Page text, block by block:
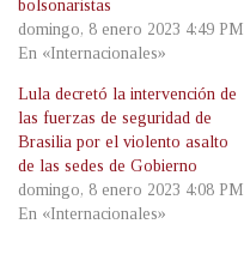
bolsonaristas
domingo, 8 enero 2023 4:49 PM
En «Internacionales»
Lula decretó la intervención de
las fuerzas de seguridad de
Brasilia por el violento asalto
de las sedes de Gobierno
domingo, 8 enero 2023 4:08 PM
En «Internacionales»